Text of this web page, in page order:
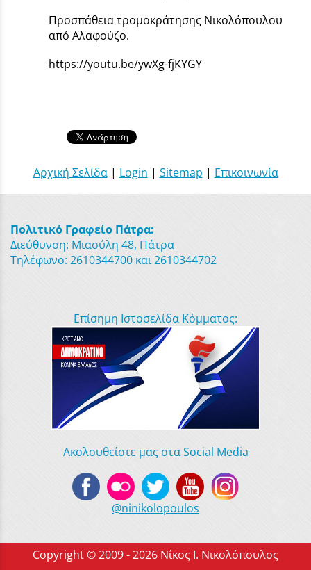
Προσπάθεια τρομοκράτησης Νικολόπουλου
από Αλαφούζο.
https://youtu.be/ywXg-fjKYGY
Αρχική Σελίδα| Login | Sitemap | Επικοινωνία
Πολιτικό Γραφείο Πάτρα:
Διεύθυνση: Μιαούλη 48, Πάτρα
Τηλέφωνο: 2610344700 και 2610344702
Επίσημη Ιστοσελίδα Κόμματος:
Ακολουθείστε μας στα Social Media
@ninikolopoulos
Copyright © 2009 - 2026 Νίκος Ι. Νικολόπουλος